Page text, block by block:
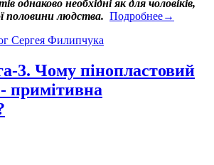
однаково необхідні як для чоловіків,
половини людства. Подробнее→
Сергея Филипчука
3. Чому пінопластовий
примітивна